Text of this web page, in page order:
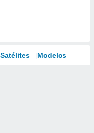
Satélites Modelos